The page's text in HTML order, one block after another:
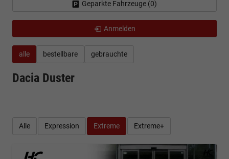
alle bestellbare gebrauchte
Dacia Duster
Alle Expression Extreme Extreme+
Geparkte Fahrzeuge (0)
Anmelden